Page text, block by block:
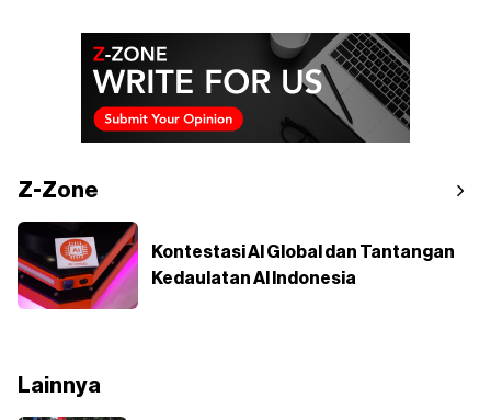
Z-Zone
Kontestasi AI Global dan Tantangan
Kedaulatan AI Indonesia
Lainnya